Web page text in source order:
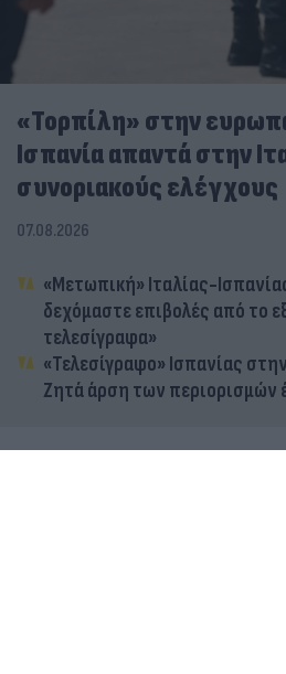
«Τορπίλη» στην
Ισπανία απαντά στην
συνοριακούς ελέγχους
07.08.2026
«Μετωπική» Ιταλίας-
δεχόμαστε επιβολές από το
τελεσίγραφα»
«Τελεσίγραφο» Ισπανίας
Ζητά άρση των περιορισμών